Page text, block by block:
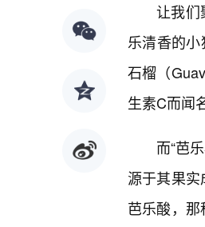
让我们
乐清香的
石榴（
生素C而闻
而“芭
源于其果
芭乐酸，